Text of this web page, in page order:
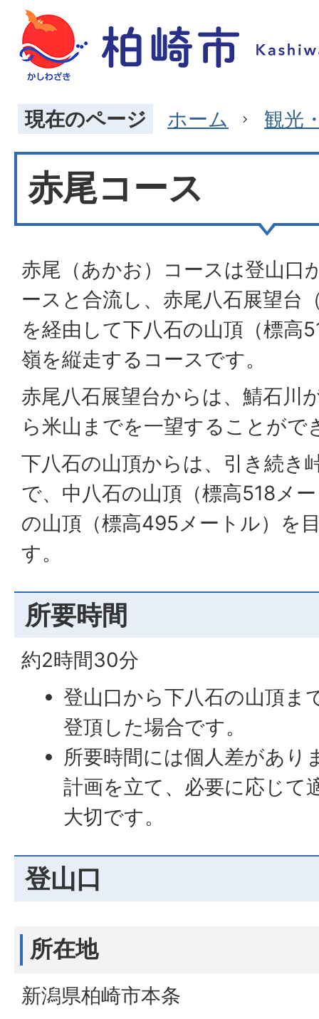
現在のページ ホーム 観光
赤尾コース
赤尾（あかお）コースは登山口
ースと合流し、赤尾八石展望台
を経由して下八石の山頂（標高
嶺を縦走するコースです。
赤尾八石展望台からは、鯖石川
ら米山までを一望することがで
下八石の山頂からは、引き続き
で、中八石の山頂（標高518メ
の山頂（標高495メートル）を
す。
所要時間
約2時間30分
登山口から下八石の山頂ま
登頂した場合です。
所要時間には個人差があり
計画を立て、必要に応じて
大切です。
登山口
所在地
新潟県柏崎市本条